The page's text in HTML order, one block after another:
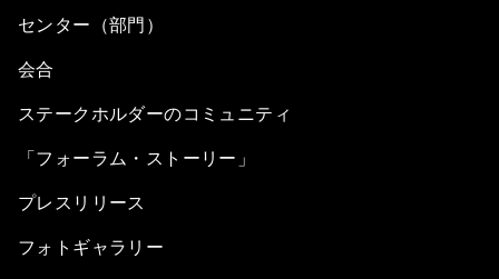
センター（部門）
会合
ステークホルダーのコミュニティ
「フォーラム・ストーリー」
プレスリリース
フォトギャラリー